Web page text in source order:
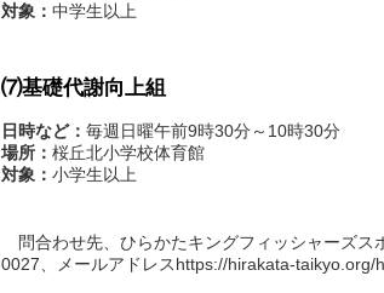
対象： 中学生以上
⑺基礎代謝向上組
日時など： 毎週日曜午前9時30分～10時30分
場所： 桜丘北小学校体育館
対象： 小学生以上
問合わせ先、ひらかたキングフィッシャーズス
0027、メールアドレスhttps://hirakata-taikyo.org/